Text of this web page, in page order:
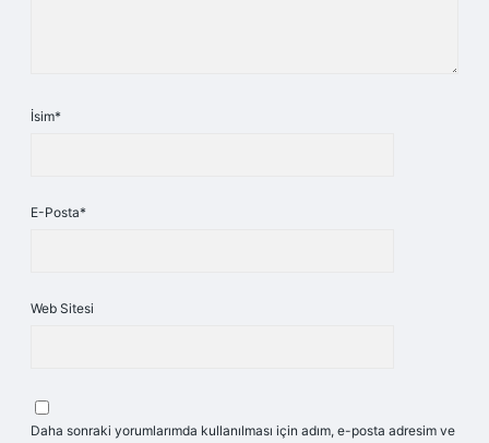
İsim*
E-Posta*
Web Sitesi
Daha sonraki yorumlarımda kullanılması için adım, e-posta adresim ve